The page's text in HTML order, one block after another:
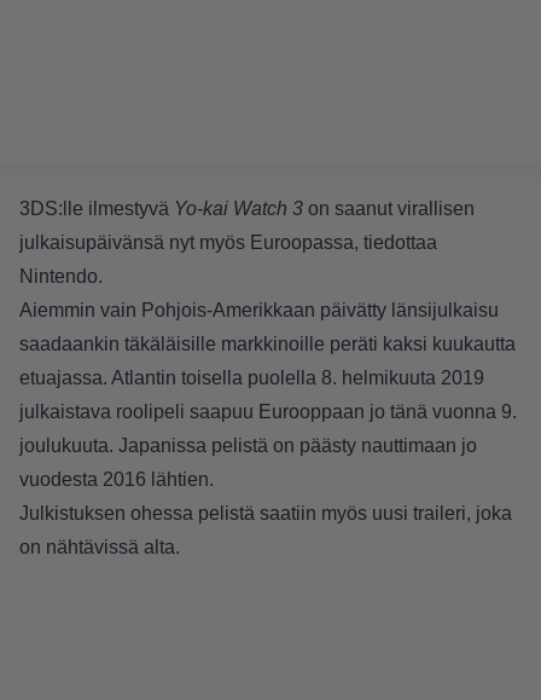
3DS:lle ilmestyvä Yo-kai Watch 3 on saanut virallisen
julkaisupäivänsä nyt myös Euroopassa, tiedottaa
Nintendo.
Aiemmin vain Pohjois-Amerikkaan päivätty länsijulkaisu
saadaankin täkäläisille markkinoille peräti kaksi kuukautta
etuajassa. Atlantin toisella puolella 8. helmikuuta 2019
julkaistava roolipeli saapuu Eurooppaan jo tänä vuonna 9.
joulukuuta. Japanissa pelistä on päästy nauttimaan jo
vuodesta 2016 lähtien.
Julkistuksen ohessa pelistä saatiin myös uusi traileri, joka
on nähtävissä alta.